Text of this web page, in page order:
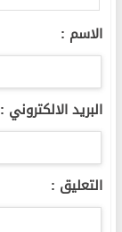
الاسم :
البريد الالكتروني :
التعليق :